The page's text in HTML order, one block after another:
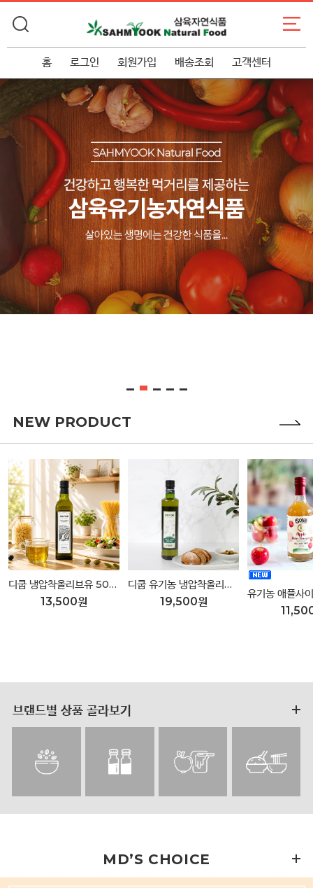
홈 로그인 회원가입 배송조회 고객센터
NEW PRODUCT
디쿱 냉압착올리브유 500ml
13,500원
디쿱 유기농 냉압착올리브유 500ml
19,500원
브랜드별 상품 골라보기
MD’S CHOICE